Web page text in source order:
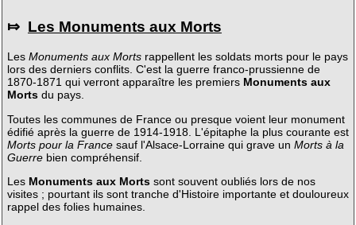
⤇ Les Monuments aux Morts
Les Monuments aux Mortsrappellent les soldats morts pour le pays
lors des derniers conflits. C'est la guerre franco-prussienne de
1870-1871 qui verront apparaître les premiers Monuments aux
Mortsdu pays.
Toutes les communes de France ou presque voient leur monument
édifié après la guerre de 1914-1918. L'épitaphe la plus courante est
Morts pour la Francesauf l'Alsace-Lorraine qui grave un Morts à la
Guerrebien compréhensif.
Les Monuments aux Mortssont souvent oubliés lors de nos
visites ; pourtant ils sont tranche d'Histoire importante et douloureux
rappel des folies humaines.